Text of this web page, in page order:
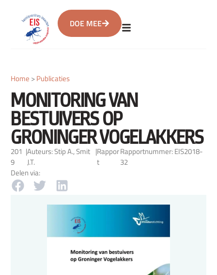
DOE MEE
Home >Publicaties
MONITORING VAN
BESTUIVERS OP
GRONINGER VOGELAKKERS
201
9
|Auteurs: Stip A., Smit
J.T.
|Rappor
t
Rapportnummer: EIS2018-
32
Delen via: